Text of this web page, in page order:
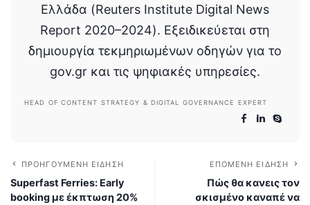
Ελλάδα (Reuters Institute Digital News
Report 2020–2024). Εξειδικεύεται στη
δημιουργία τεκμηριωμένων οδηγών για το
gov.gr και τις ψηφιακές υπηρεσίες.
HEAD OF CONTENT STRATEGY & DIGITAL GOVERNANCE EXPERT
ΠΡΟΗΓΟΎΜΕΝΗ ΕΊΔΗΣΗ
Superfast Ferries: Early
booking με έκπτωση 20%
ΕΠΌΜΕΝΗ ΕΊΔΗΣΗ
Πώς θα κανεις τον
σκισμένο καναπέ να